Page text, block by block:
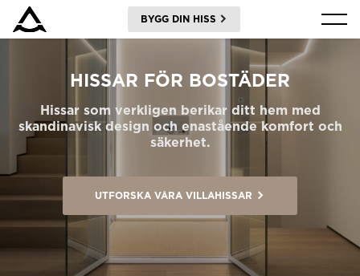
BYGG DIN HISS
PRODUKTER
VERKTYG & DOKUMENT
BLOGG & NYHETER
OM ARITCO
FÖR PROFESSIONELLA
HISSAR FÖR BOSTÄDER
Hissar som verkligen berikar ditt hem med
skandinavisk design och enastående komfort och
säkerhet.
UTFORSKA VÅRA VILLAHISSAR